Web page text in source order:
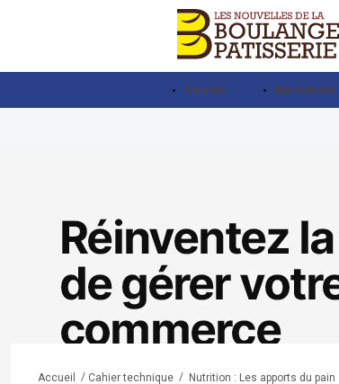
Actualités Rencontre avec…
Accueil / Cahier technique / Nutrition : Les apports du pain